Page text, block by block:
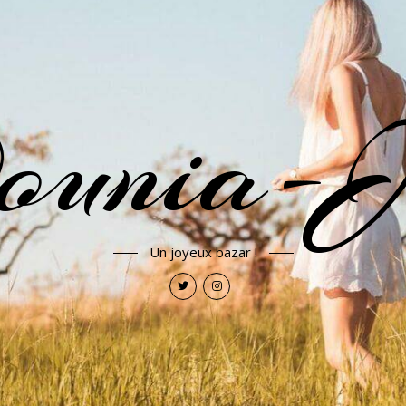
Un joyeux bazar !